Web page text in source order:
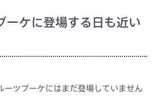
ーケに登場する日も近い
ーツブーケにはまだ登場していません